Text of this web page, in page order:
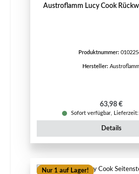
Austroflamm Lucy Cook
Produktnummer:
Hersteller:
Regulärer
63,98 €
Sofort verfügbar, Lieferzeit:
Details
Nur 1 auf Lager!